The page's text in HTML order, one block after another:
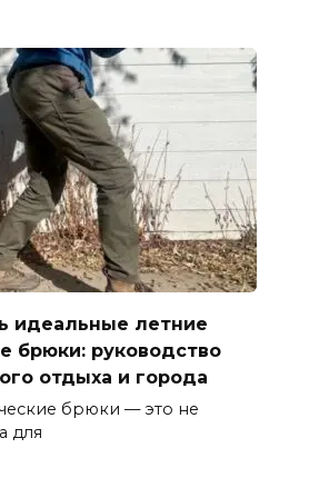
идеальные летние
брюки: руководство
отдыха и города
брюки — это не
для